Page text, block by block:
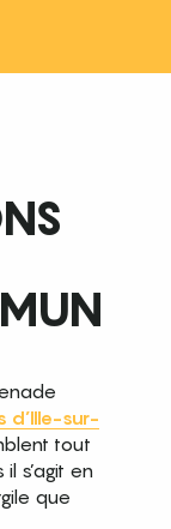
d’Ille-sur-
tout
s’agit en
que